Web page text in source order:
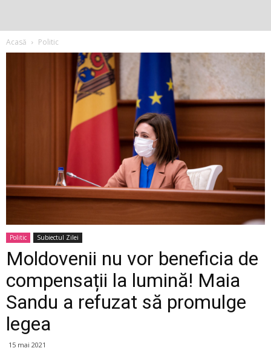
Acasă Politic
Politic Subiectul Zilei
Moldovenii nu vor beneficia de
compensații la lumină! Maia
Sandu a refuzat să promulge
legea
15 mai 2021